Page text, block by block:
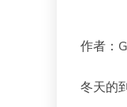
作者：
冬天的